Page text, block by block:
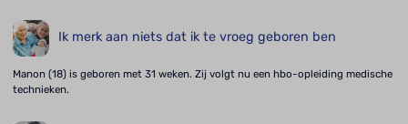
Ik merk aan niets dat ik te vroeg geboren ben
Manon (18) is geboren met 31 weken. Zij volgt nu een hbo-opleiding medische
technieken.